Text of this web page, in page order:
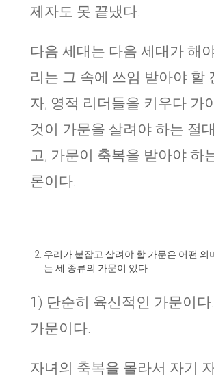
제자도 못 끝냈다.
다음 세대는 다음 세대가 해
리는 그 속에 쓰임 받아야 할
자, 영적 리더들을 키우다 가
것이 가문을 살려야 하는 절
고, 가문이 축복을 받아야 하
론이다.
우리가 붙잡고 살려야 할 가문은 어떤 의
는 세 종류의 가문이 있다.
1) 단순히 육신적인 가문이다
가문이다.
자녀의 축복을 몰라서 자기